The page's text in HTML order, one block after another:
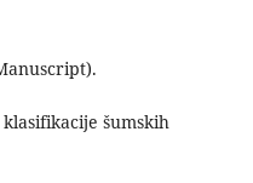
šumskih